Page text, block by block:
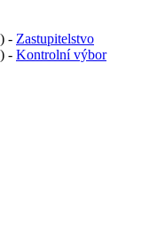
- Zastupitelstvo
- Kontrolní výbor